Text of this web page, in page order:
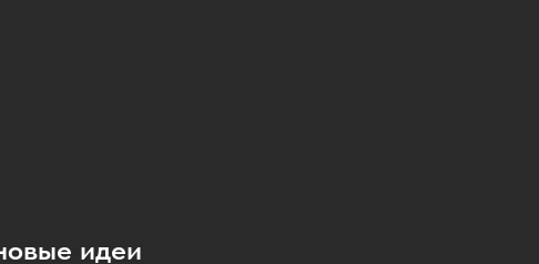
идеи